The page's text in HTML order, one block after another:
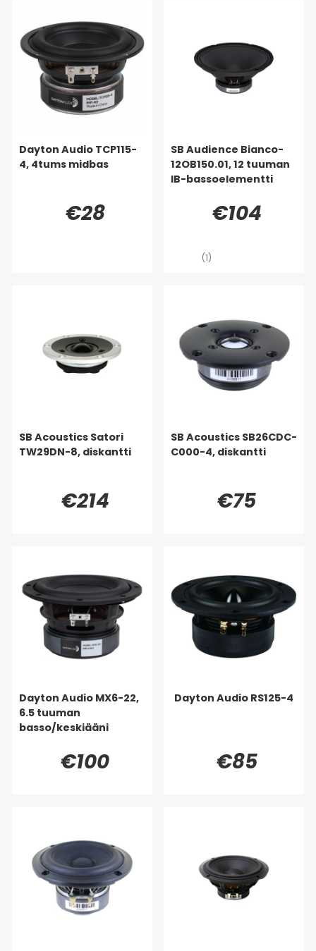
Dayton Audio TCP115-
4, 4tums midbas
€28
SB Audience Bianco-
12OB150.01, 12 tuuman
IB-bassoelementti
€104
(1)
SB Acoustics Satori
TW29DN-8, diskantti
€214
SB Acoustics SB26CDC-
C000-4, diskantti
€75
Dayton Audio MX6-22,
6.5 tuuman
basso/keskiääni
€100
Dayton Audio RS125-4
€85